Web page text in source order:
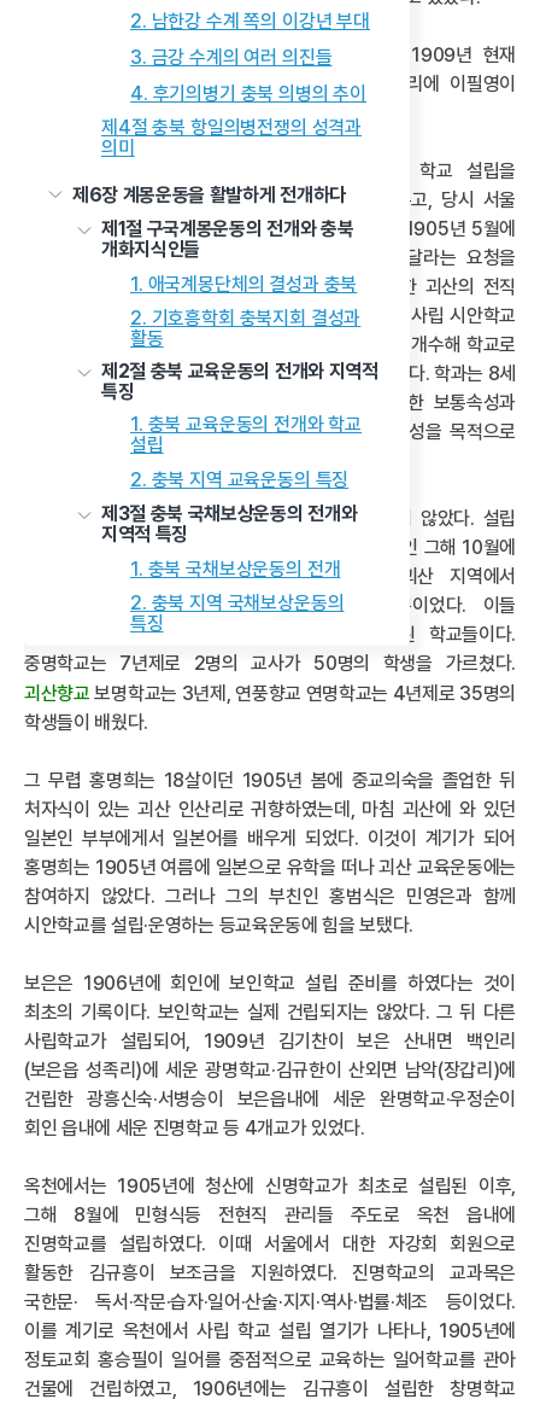
2. 남한강 수계 쪽의 이강년 부대
3. 금강 수계의 여러 의진들
4. 후기의병기 충북 의병의 추이
제4절 충북 항일의병전쟁의 성격과
의미
제6장 계몽운동을 활발하게 전개하다
제1절 구국계몽운동의 전개와 충북
개화지식인들
1. 애국계몽단체의 결성과 충북
2. 기호흥학회 충북지회 결성과
활동
제2절 충북 교육운동의 전개와 지역적
특징
1. 충북 교육운동의 전개와 학교
설립
2. 충북 지역 교육운동의 특징
제3절 충북 국채보상운동의 전개와
지역적 특징
1. 충북 국채보상운동의 전개
2. 충북 지역 국채보상운동의
특징
음성은 사립학교 설립운동이 활발하지 못하였다. 1909년 현재
음성군은 향교에 설립된 광명학교와 감미면 공산리에 이필영이
설립한 통명학교 등 2개교가 있었을 뿐이다.
괴산은 1903년에 괴산군수로 부임한 민영은이 학교 설립을
주도하였다. 그는 괴산에 학교를 설립할 뜻을 세우고, 당시 서울
보성전문학교 학감으로 있던 그의 매형 정영택에게 1905년 5월에
근대학교 설립을 위한 찬성장(贊成長)이 되어달라는 요청을
하였다. 정영택은 흔쾌히 승낙하고 민영은을 비롯한 괴산의 전직
관료 출신인 홍범식·민치완·우영명·송순명 등과 함께 사립 시안학교
(始安學校)를 설립하였다. 시안학교는 군청 건물을 개수해 학교로
사용했고 학생 수도 90명에 이를 정도로 반응이 좋았다. 학과는 8세
이상 입학 가능한 소학과와 20세 이상 입학 가능한 보통속성과
2개과였는데, 속성과가 20세 이상인 것은 교원 양성을 목적으로
개설하였기 때문이다.
괴산 최초의 사립학교인 시안학교는 오래 지속되지 않았다. 설립
과정에서 중심 역할을 하였던 민영은이 개교한 직후인 그해 10월에
청주군수로 부임하였기 때문이다. 1909년에 괴산 지역에서
인가받은 학교는 중명학교·보명학교·연명학교 뿐이었다. 이들
학교는 모두 각각 청안·괴산·연풍 향교에 설립된 학교들이다.
중명학교는 7년제로 2명의 교사가 50명의 학생을 가르쳤다.
괴산향교 보명학교는 3년제, 연풍향교 연명학교는 4년제로 35명의
학생들이 배웠다.
그 무렵 홍명희는 18살이던 1905년 봄에 중교의숙을 졸업한 뒤
처자식이 있는 괴산 인산리로 귀향하였는데, 마침 괴산에 와 있던
일본인 부부에게서 일본어를 배우게 되었다. 이것이 계기가 되어
홍명희는 1905년 여름에 일본으로 유학을 떠나 괴산 교육운동에는
참여하지 않았다. 그러나 그의 부친인 홍범식은 민영은과 함께
시안학교를 설립·운영하는 등교육운동에 힘을 보탰다.
보은은 1906년에 회인에 보인학교 설립 준비를 하였다는 것이
최초의 기록이다. 보인학교는 실제 건립되지는 않았다. 그 뒤 다른
사립학교가 설립되어, 1909년 김기찬이 보은 산내면 백인리
(보은읍 성족리)에 세운 광명학교·김규한이 산외면 남악(장갑리)에
건립한 광흥신숙·서병승이 보은읍내에 세운 완명학교·우정순이
회인 읍내에 세운 진명학교 등 4개교가 있었다.
옥천에서는 1905년에 청산에 신명학교가 최초로 설립된 이후,
그해 8월에 민형식등 전현직 관리들 주도로 옥천 읍내에
진명학교를 설립하였다. 이때 서울에서 대한 자강회 회원으로
활동한 김규흥이 보조금을 지원하였다. 진명학교의 교과목은
국한문· 독서·작문·습자·일어·산술·지지·역사·법률·체조 등이었다.
이를 계기로 옥천에서 사립 학교 설립 열기가 나타나, 1905년에
정토교회 홍승필이 일어를 중점적으로 교육하는 일어학교를 관아
건물에 건립하였고, 1906년에는 김규흥이 설립한 창명학교